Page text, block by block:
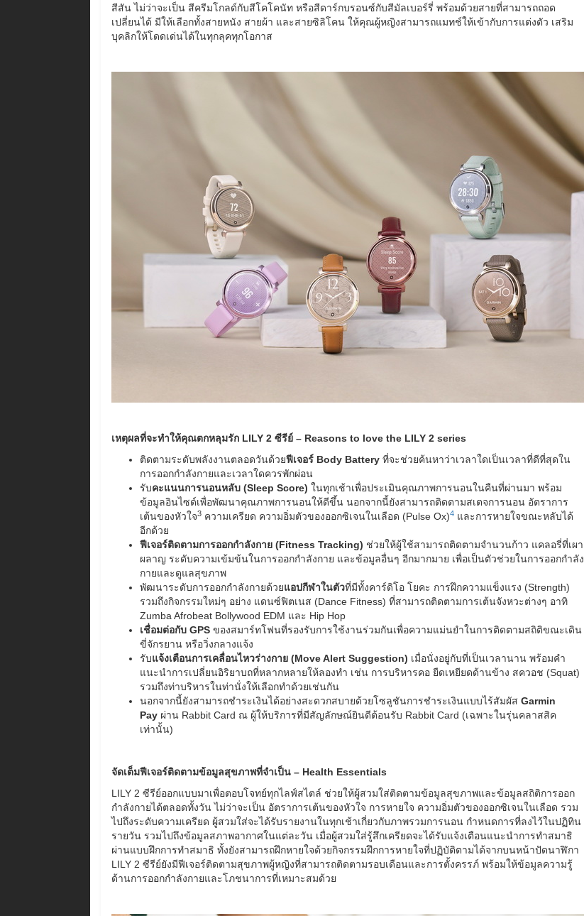
สีสัน ไม่ว่าจะเป็น สีครีมโกลด์กับสีโคโคนัท หรือสีดาร์กบรอนซ์กับสีมัลเบอร์รี่ พร้อมด้วยสายที่สามารถถอด
เปลี่ยนได้ มีให้เลือกทั้งสายหนัง สายผ้า และสายซิลิโคน ให้คุณผู้หญิงสามารถแมทช์ให้เข้ากับการแต่งตัว เสริม
บุคลิกให้โดดเด่นได้ในทุกลุคทุกโอกาส
เหตุผลที่จะทำให้คุณตกหลุมรัก LILY 2 ซีรีย์ – Reasons to love the LILY 2 series
ติดตามระดับพลังงานตลอดวันด้วยฟีเจอร์ Body Battery ที่จะช่วยค้นหาว่าเวลาใดเป็นเวลาที่ดีที่สุดใน
การออกกำลังกายและเวลาใดควรพักผ่อน
รับคะแนนการนอนหลับ (Sleep Score) ในทุกเช้าเพื่อประเมินคุณภาพการนอนในคืนที่ผ่านมา พร้อม
ข้อมูลอินไซด์เพื่อพัฒนาคุณภาพการนอนให้ดีขึ้น นอกจากนี้ยังสามารถติดตามสเตจการนอน อัตราการ
เต้นของหัวใจ3 ความเครียด ความอิ่มตัวของออกซิเจนในเลือด (Pulse Ox)4 และการหายใจขณะหลับได้
อีกด้วย
ฟีเจอร์ติดตามการออกกำลังกาย (Fitness Tracking) ช่วยให้ผู้ใช้สามารถติดตามจำนวนก้าว แคลอรี่ที่เผา
ผลาญ ระดับความเข้มข้นในการออกกำลังกาย และข้อมูลอื่นๆ อีกมากมาย เพื่อเป็นตัวช่วยในการออกกำลัง
กายและดูแลสุขภาพ
พัฒนาระดับการออกกำลังกายด้วยแอปกีฬาในตัวที่มีทั้งคาร์ดิโอ โยคะ การฝึกความแข็งแรง (Strength)
รวมถึงกิจกรรมใหม่ๆ อย่าง แดนซ์ฟิตเนส (Dance Fitness) ที่สามารถติดตามการเต้นจังหวะต่างๆ อาทิ
Zumba Afrobeat Bollywood EDM และ Hip Hop
เชื่อมต่อกับ GPS ของสมาร์ทโฟนที่รองรับการใช้งานร่วมกันเพื่อความแม่นยำในการติดตามสถิติขณะเดิน
ขี่จักรยาน หรือวิ่งกลางแจ้ง
รับแจ้งเตือนการเคลื่อนไหวร่างกาย (Move Alert Suggestion) เมื่อนั่งอยู่กับที่เป็นเวลานาน พร้อมคำ
แนะนำการเปลี่ยนอิริยาบถที่หลากหลายให้ลองทำ เช่น การบริหารคอ ยืดเหยียดด้านข้าง สควอช (Squat)
รวมถึงท่าบริหารในท่านั่งให้เลือกทำด้วยเช่นกัน
นอกจากนี้ยังสามารถชำระเงินได้อย่างสะดวกสบายด้วยโซลูชันการชำระเงินแบบไร้สัมผัส Garmin
Pay ผ่าน Rabbit Card ณ ผู้ให้บริการที่มีสัญลักษณ์ยินดีต้อนรับ Rabbit Card (เฉพาะในรุ่นคลาสสิค
เท่านั้น)
จัดเต็มฟีเจอร์ติดตามข้อมูลสุขภาพที่จำเป็น – Health Essentials
LILY 2 ซีรีย์ออกแบบมาเพื่อตอบโจทย์ทุกไลฟ์สไตล์ ช่วยให้ผู้สวมใส่ติดตามข้อมูลสุขภาพและข้อมูลสถิติการออก
กำลังกายได้ตลอดทั้งวัน ไม่ว่าจะเป็น อัตราการเต้นของหัวใจ การหายใจ ความอิ่มตัวของออกซิเจนในเลือด รวม
ไปถึงระดับความเครียด ผู้สวมใส่จะได้รับรายงานในทุกเช้าเกี่ยวกับภาพรวมการนอน กำหนดการที่ลงไว้ในปฏิทิน
รายวัน รวมไปถึงข้อมูลสภาพอากาศในแต่ละวัน เมื่อผู้สวมใส่รู้สึกเครียดจะได้รับแจ้งเตือนแนะนำการทำสมาธิ
ผ่านแบบฝึกการทำสมาธิ ทั้งยังสามารถฝึกหายใจด้วยกิจกรรมฝึกการหายใจที่ปฏิบัติตามได้จากบนหน้าปัดนาฬิกา
LILY 2 ซีรีย์ยังมีฟีเจอร์ติดตามสุขภาพผู้หญิงที่สามารถติดตามรอบเดือนและการตั้งครรภ์ พร้อมให้ข้อมูลความรู้
ด้านการออกกำลังกายและโภชนาการที่เหมาะสมด้วย